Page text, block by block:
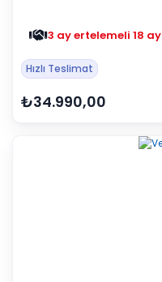
3 ay ertelemeli 18 ay
Hızlı Teslimat
₺34.990,00